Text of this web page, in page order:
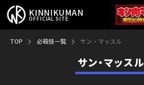
KINNIKUMAN
OFFICIAL SITE
TOP
TOP 必殺技一覧 サン・マッスル
サン・マッスル